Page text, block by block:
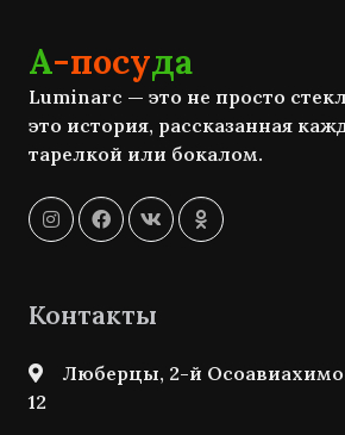
А-посуда
Luminarc — это не просто
это история, рассказанная
тарелкой или бокалом.
Контакты
Люберцы, 2-й
12